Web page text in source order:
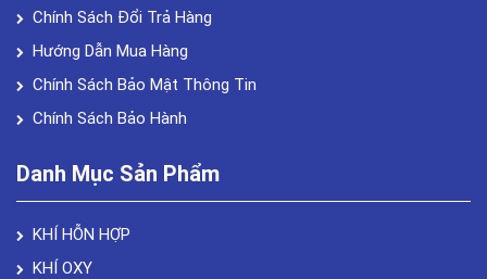
Chính Sách Đổi Trả Hàng
Hướng Dẫn Mua Hàng
Chính Sách Bảo Mật Thông Tin
Chính Sách Bảo Hành
Danh Mục Sản Phẩm
KHÍ HỖN HỢP
KHÍ OXY